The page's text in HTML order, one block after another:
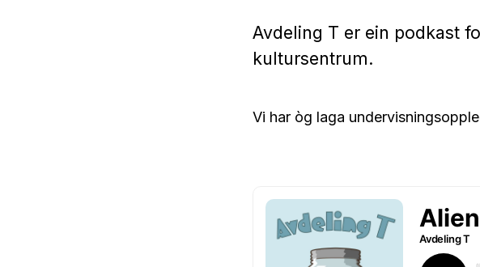
Avdeling T er ein podkast
kultursentrum.
Vi har òg laga